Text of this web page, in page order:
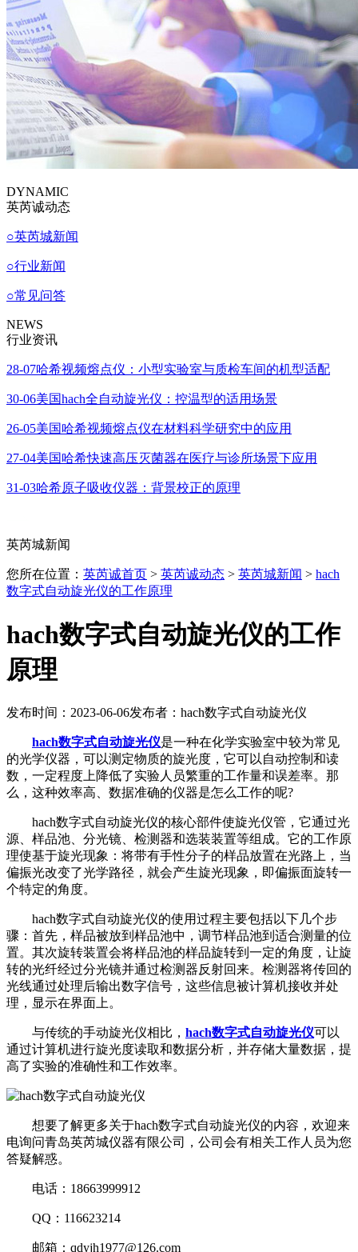
DYNAMIC
英芮诚动态
○英芮城新闻
○行业新闻
○常见问答
NEWS
行业资讯
28-07哈希视频熔点仪：小型实验室与质检车间的机型适配
30-06美国hach全自动旋光仪：控温型的适用场景
26-05美国哈希视频熔点仪在材料科学研究中的应用
27-04美国哈希快速高压灭菌器在医疗与诊所场景下应用
31-03哈希原子吸收仪器：背景校正的原理
英芮城新闻
您所在位置： 英芮诚首页 > 英芮诚动态 > 英芮城新闻 > hach
数字式自动旋光仪的工作原理
hach数字式自动旋光仪的工作
原理
发布时间：2023-06-06发布者：hach数字式自动旋光仪
hach数字式自动旋光仪是一种在化学实验室中较为常见
的光学仪器，可以测定物质的旋光度，它可以自动控制和读
数，一定程度上降低了实验人员繁重的工作量和误差率。那
么，这种效率高、数据准确的仪器是怎么工作的呢?
hach数字式自动旋光仪的核心部件使旋光仪管，它通过光
源、样品池、分光镜、检测器和选装装置等组成。它的工作原
理使基于旋光现象：将带有手性分子的样品放置在光路上，当
偏振光改变了光学路径，就会产生旋光现象，即偏振面旋转一
个特定的角度。
hach数字式自动旋光仪的使用过程主要包括以下几个步
骤：首先，样品被放到样品池中，调节样品池到适合测量的位
置。其次旋转装置会将样品池的样品旋转到一定的角度，让旋
转的光纤经过分光镜并通过检测器反射回来。检测器将传回的
光线通过处理后输出数字信号，这些信息被计算机接收并处
理，显示在界面上。
与传统的手动旋光仪相比， hach数字式自动旋光仪可以
通过计算机进行旋光度读取和数据分析，并存储大量数据，提
高了实验的准确性和工作效率。
想要了解更多关于hach数字式自动旋光仪的内容，欢迎来
电询问青岛英芮城仪器有限公司，公司会有相关工作人员为您
答疑解惑。
电话：18663999912
QQ：116623214
邮箱：qdyjh1977@126.com